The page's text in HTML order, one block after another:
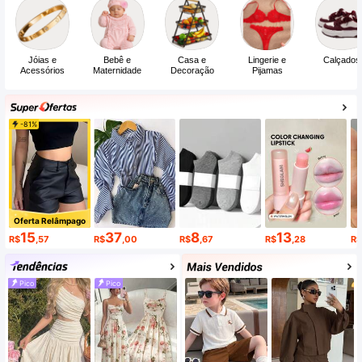
Whatsapp
Inscreva-se>
Zero II em pedidos internacionais≤$50
SHEIN com você!
Jóias e
Acessórios
Bebê e
Maternidade
Casa e
Decoração
Lingerie e
Pijamas
Calçados
-81%
Oferta Relâmpago
R$15,57 R$37,00 R$8,67 R$13,28 R$
Pico Pico